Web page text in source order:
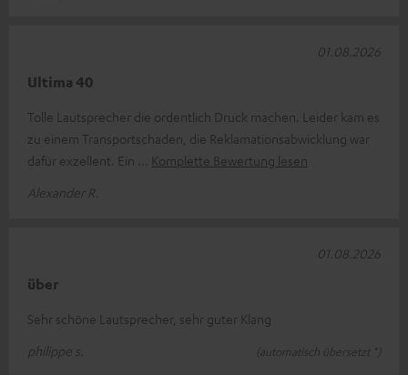
Ultima 40
Tolle Lautsprecher die ordentlich Druck machen. Leider kam es
zu einem Transportschaden, die Reklamationsabwicklung war
dafür exzellent. Ein
Komplette Bewertung lesen
Alexander R.
01.08.2026
über
Sehr schöne Lautsprecher, sehr guter Klang
philippe s.
(automatisch übersetzt *)
01.08.2026